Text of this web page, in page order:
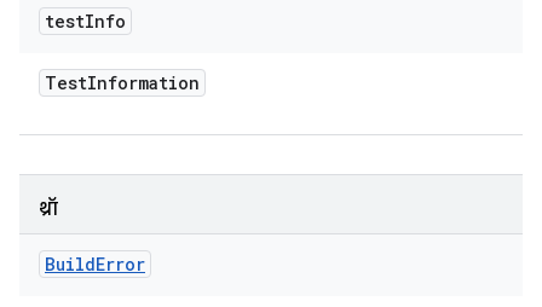
testInfo
TestInformation
थ्रॉ
BuildError